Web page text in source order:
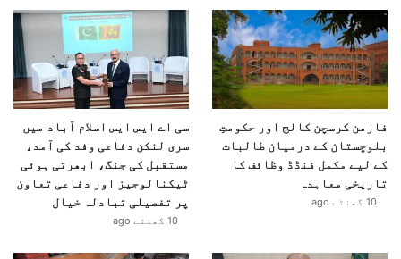
فارمن کرسچن کالج اور حکومتِ
بلوچستان کے درمیان طالبات
کے لیے مکمل فنڈڈ وظائف کا
تاریخی معاہدہ
10 گھنٹے ago
سی اے ایس ایس اسلام آباد میں
سری لنکن دفاعی وفد کی آمد،
مستقبل کی جنگ، ابھرتی ہوئی
ٹیکنالوجیز اور دفاعی تعاون
پر تفصیلی تبادلہ خیال
10 گھنٹے ago